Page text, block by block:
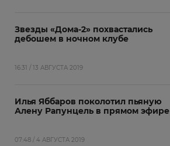
Звезды «Дома-2» похвастались
дебошем в ночном клубе
16:31 / 13 АВГУСТА 2019
Илья Яббаров поколотил пьяную
Алену Рапунцель в прямом эфире
07:48 / 4 АВГУСТА 2019